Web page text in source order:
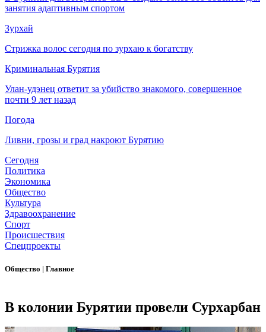
занятия адаптивным спортом
Зурхай
Стрижка волос сегодня по зурхаю к богатству
Криминальная Бурятия
Улан-удэнец ответит за убийство знакомого, совершенное
почти 9 лет назад
Погода
Ливни, грозы и град накроют Бурятию
Сегодня
Политика
Экономика
Общество
Культура
Здравоохранение
Спорт
Происшествия
Спецпроекты
Общество | Главное
В колонии Бурятии провели Сурхарбан